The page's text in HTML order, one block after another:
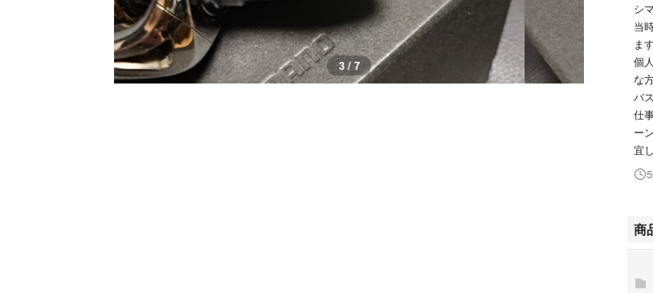
3 / 7
シ
当
ます
個
な
バ
仕
ー
宜
商